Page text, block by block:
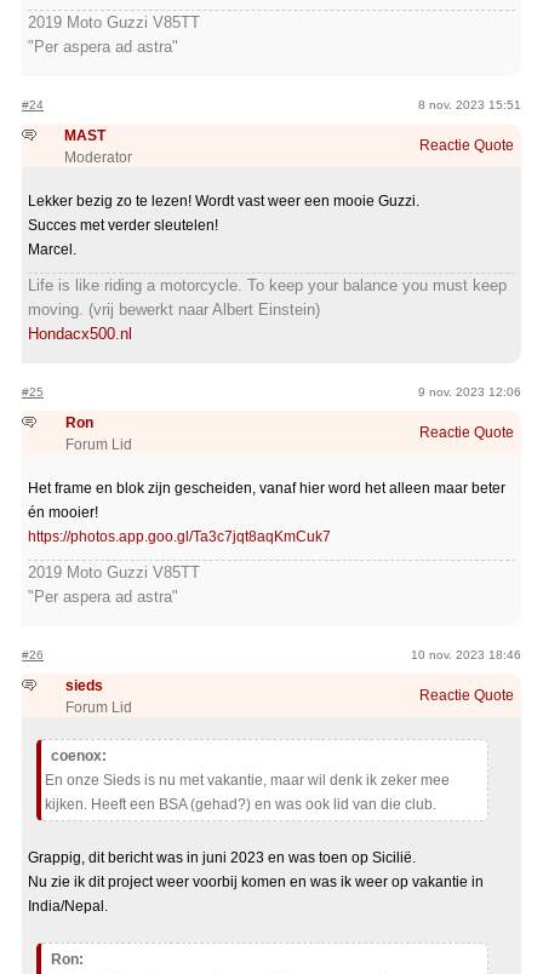
2019 Moto Guzzi V85TT
"Per aspera ad astra"
#24 8 nov. 2023 15:51
MAST
Moderator
Reactie Quote
Lekker bezig zo te lezen! Wordt vast weer een mooie Guzzi.
Succes met verder sleutelen!
Marcel.
Life is like riding a motorcycle. To keep your balance you must keep
moving. (vrij bewerkt naar Albert Einstein)
Hondacx500.nl
#25 9 nov. 2023 12:06
Ron
Forum Lid
Reactie Quote
Het frame en blok zijn gescheiden, vanaf hier word het alleen maar beter
én mooier!
https://photos.app.goo.gl/Ta3c7jqt8aqKmCuk7
2019 Moto Guzzi V85TT
"Per aspera ad astra"
#26 10 nov. 2023 18:46
sieds
Forum Lid
Reactie Quote
coenox:
En onze Sieds is nu met vakantie, maar wil denk ik zeker mee
kijken. Heeft een BSA (gehad?) en was ook lid van die club.
Grappig, dit bericht was in juni 2023 en was toen op Sicilië.
Nu zie ik dit project weer voorbij komen en was ik weer op vakantie in
India/Nepal.
Ron: